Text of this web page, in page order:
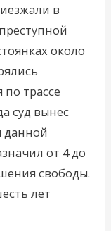
в
около
трассе
суд вынес
данной
от 4 до
свободы.
лет